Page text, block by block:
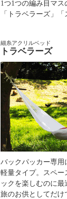
1つ1つの編み目マ
「トラベラーズ」
細糸アクリルベッド
トラベラーズ
バックパッカー専用
軽量タイプ。スペー
ックを楽しむのに最
旅のお供としてだけ